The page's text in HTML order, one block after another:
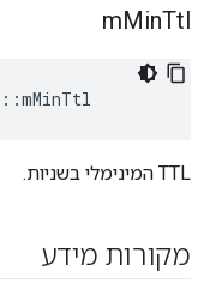
mMinTtl
::mMinTtl
TTL המינימלי בשניות.
מקורות מידע